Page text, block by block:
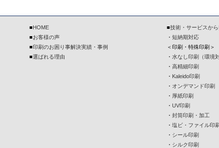
■HOME
■お客様の声
■印刷のお困り事解決実績・事例
■選ばれる理由
■技術・サービスか
・ 短納期対応
＜印刷・特殊印刷＞
・ 水なし印刷（環境
・ 高精細印刷
・ Kaleido印刷
・ オンデマンド印刷
・ 厚紙印刷
・ UV印刷
・ 封筒印刷・加工
・ 塩ビ・ファイル印
・ シール印刷
・ シルク印刷